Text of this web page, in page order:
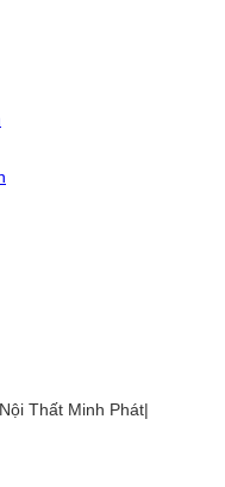
Thất Minh Phát|